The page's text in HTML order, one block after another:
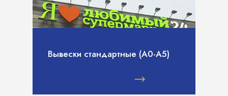
Вывески стандартные (А0-А5)